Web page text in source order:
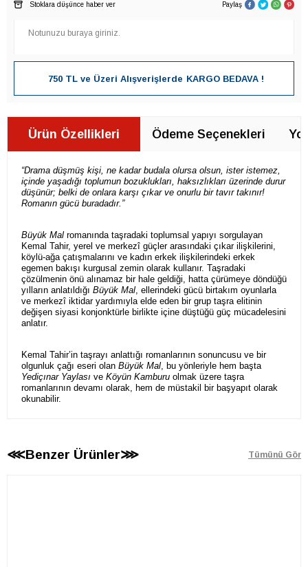
Stoklara düşünce haber ver
Paylaş
750 TL ve Üzeri Alışverişlerde KARGO BEDAVA !
Ürün Özellikleri Ödeme Seçenekleri
“Drama düşmüş kişi, ne kadar budala olursa olsun, ister istemez,
içinde yaşadığı toplumun bozuklukları, haksızlıkları üzerinde durur
düşünür; belki de onlara karşı çıkar ve onurlu bir tavır takınır!
Romanın gücü buradadır.”
Büyük Mal romanında taşradaki toplumsal yapıyı sorgulayan
Kemal Tahir, yerel ve merkezî güçler arasındaki çıkar ilişkilerini,
köylü-ağa çatışmalarını ve kadın erkek ilişkilerindeki erkek
egemen bakışı kurgusal zemin olarak kullanır. Taşradaki
çözülmenin önü alınamaz bir hale geldiği, hatta çürümeye döndüğü
yılların anlatıldığı Büyük Mal, ellerindeki gücü birtakım oyunlarla
ve merkezî iktidar yardımıyla elde eden bir grup taşra elitinin
değişen siyasi konjonktürle birlikte içine düştüğü güç mücadelesini
anlatır.
Kemal Tahir’in taşrayı anlattığı romanlarının sonuncusu ve bir
olgunluk çağı eseri olan Büyük Mal, bu yönleriyle hem başta
Yediçınar Yaylası ve Köyün Kamburu olmak üzere taşra
romanlarının devamı olarak, hem de müstakil bir başyapıt olarak
okunabilir.
⋘Benzer Ürünler⋙ Tümünü Gör